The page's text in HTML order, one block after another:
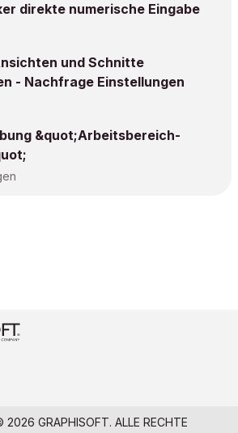
direkte numerische Eingabe
und Schnitte
- Nachfrage Einstellungen
&quot;Arbeitsbereich-
2026 GRAPHISOFT. ALLE RECHTE